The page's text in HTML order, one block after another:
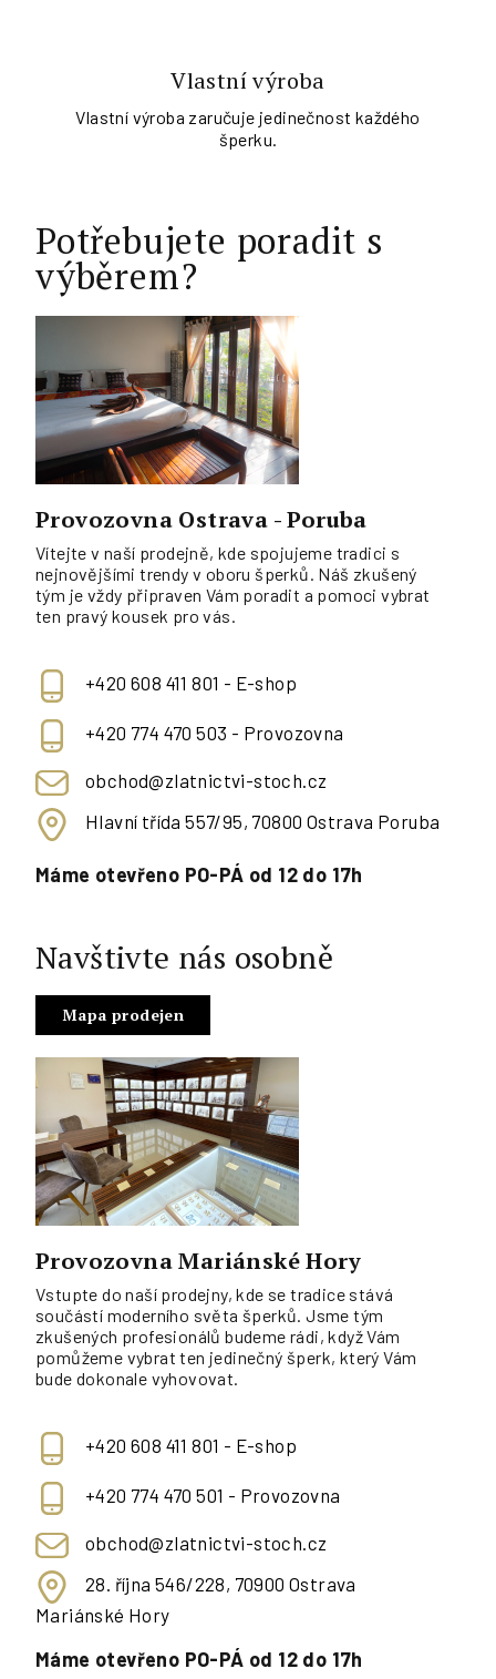
Vlastní výroba
Vlastní výroba zaručuje jedinečnost každého
šperku.
Potřebujete poradit s
výběrem?
Provozovna Ostrava - Poruba
Vítejte v naší prodejně, kde spojujeme tradici s
nejnovějšími trendy v oboru šperků. Náš zkušený
tým je vždy připraven Vám poradit a pomoci vybrat
ten pravý kousek pro vás.
+420 608 411 801 - E-shop
+420 774 470 503 - Provozovna
obchod@zlatnictvi-stoch.cz
Hlavní třída 557/95, 70800 Ostrava Poruba
Máme otevřeno PO-PÁ od 12 do 17h
Navštivte nás osobně
Mapa prodejen
Provozovna Mariánské Hory
Vstupte do naší prodejny, kde se tradice stává
součástí moderního světa šperků. Jsme tým
zkušených profesionálů budeme rádi, když Vám
pomůžeme vybrat ten jedinečný šperk, který Vám
bude dokonale vyhovovat.
+420 608 411 801 - E-shop
+420 774 470 501 - Provozovna
obchod@zlatnictvi-stoch.cz
28. října 546/228, 70900 Ostrava
Mariánské Hory
Máme otevřeno PO-PÁ od 12 do 17h